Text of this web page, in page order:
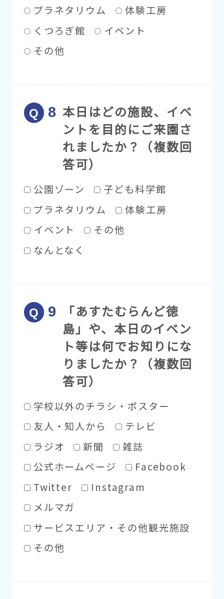
プラネタリウム
体験工房
くつろぎ館
イベント
その他
本日はどの施設、イベ
ントを目的にご来園さ
れましたか？（複数回
答可）
公園ゾーン
子ども科学館
プラネタリウム
体験工房
イベント
その他
なんとなく
「あすたむらんど徳
島」や、本日のイベン
ト等は何でお知りにな
りましたか？（複数回
答可）
学校以外のチラシ・ポスター
友人・知人から
テレビ
ラジオ
新聞
雑誌
公式ホームページ
Facebook
Twitter
Instagram
メルマガ
サービスエリア・その他観光施設
その他